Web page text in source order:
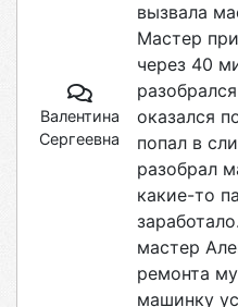
Валентина
Сергеевна
вызвала
Мастер
через 40
оказался
попал в
разобрал
какие-то
мастер
ремонта
машинку